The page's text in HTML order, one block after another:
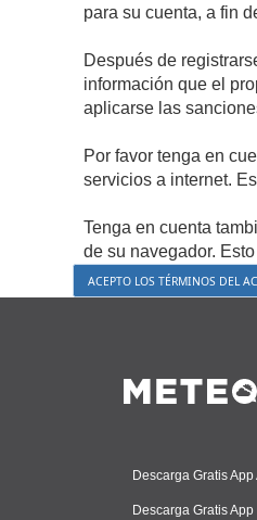
para su cuenta, a fin
Después de
información que el
aplicarse las
Por favor tenga en
servicios a internet.
Tenga en cuenta
de su navegador.
Descarga Gratis
Descarga Gratis